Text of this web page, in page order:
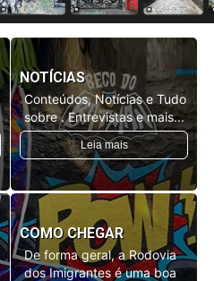
NOTÍCIAS
Conteúdos, Notícias e Tudo
sobre . Entrevistas e mais...
Leia mais
COMO CHEGAR
De forma geral, a Rodovia
dos Imigrantes é uma boa